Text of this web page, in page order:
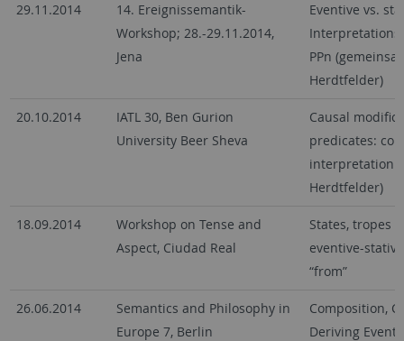
29.11.2014
14. Ereignissemantik-
Workshop; 28.-29.11.2014,
Jena
Eventive vs.
PPn
Herdtfelder)
20.10.2014
IATL 30, Ben Gurion
University Beer Sheva
Causal
predicates:
interpretation
Herdtfelder)
18.09.2014
Workshop on Tense and
Aspect, Ciudad Real
States, tropes
eventive-
“from”
26.06.2014
Semantics and Philosophy in
Europe 7, Berlin
Composition,
Deriving